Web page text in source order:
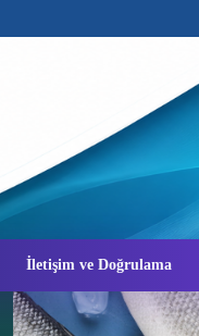
İletişim ve Doğrulama